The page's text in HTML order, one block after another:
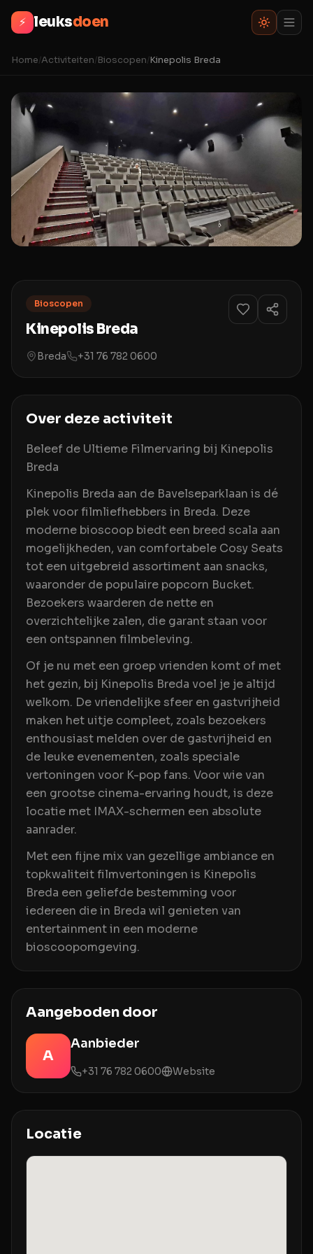
⚡ leuksdoen
Home/Activiteiten/Bioscopen/Kinepolis Breda
Bioscopen
Kinepolis Breda
Breda +31 76 782 0600
Over deze activiteit
Beleef de Ultieme Filmervaring bij Kinepolis
Breda
Kinepolis Breda aan de Bavelseparklaan is dé
plek voor filmliefhebbers in Breda. Deze
moderne bioscoop biedt een breed scala aan
mogelijkheden, van comfortabele Cosy Seats
tot een uitgebreid assortiment aan snacks,
waaronder de populaire popcorn Bucket.
Bezoekers waarderen de nette en
overzichtelijke zalen, die garant staan voor
een ontspannen filmbeleving.
Of je nu met een groep vrienden komt of met
het gezin, bij Kinepolis Breda voel je je altijd
welkom. De vriendelijke sfeer en gastvrijheid
maken het uitje compleet, zoals bezoekers
enthousiast melden over de gastvrijheid en
de leuke evenementen, zoals speciale
vertoningen voor K-pop fans. Voor wie van
een grootse cinema-ervaring houdt, is deze
locatie met IMAX-schermen een absolute
aanrader.
Met een fijne mix van gezellige ambiance en
topkwaliteit filmvertoningen is Kinepolis
Breda een geliefde bestemming voor
iedereen die in Breda wil genieten van
entertainment in een moderne
bioscoopomgeving.
Aangeboden door
A
Aanbieder
+31 76 782 0600 Website
Locatie